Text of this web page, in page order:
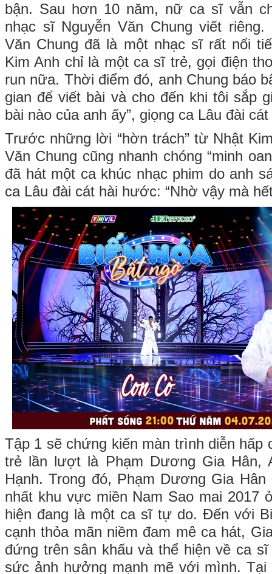
bận. Sau hơn 10 năm, nữ ca sĩ vẫn
nhạc sĩ Nguyễn Văn Chung viết riêng.
Văn Chung đã là một nhạc sĩ rất nổi
Kim Anh chỉ là một ca sĩ trẻ, gọi điện
run nữa. Thời điểm đó, anh Chung báo
gian để viết bài và cho đến khi tôi sắp
bài nào của anh ấy”, giọng ca Lâu đài
Trước những lời “hờn trách” từ Nhật
Văn Chung cũng nhanh chóng “minh
đã hát một ca khúc nhạc phim do anh
ca Lâu đài cát hài hước: “Nhờ vậy mà
Tập 1 sẽ chứng kiến màn trình diễn hấp
trẻ lần lượt là Phạm Dương Gia Hân,
Hạnh. Trong đó, Phạm Dương Gia
nhất khu vực miền Nam Sao mai 2017
hiện đang là một ca sĩ tự do. Đến với
cạnh thỏa mãn niềm đam mê ca hát,
đứng trên sân khấu và thể hiện về ca
sức ảnh hưởng mạnh mẽ với mình.